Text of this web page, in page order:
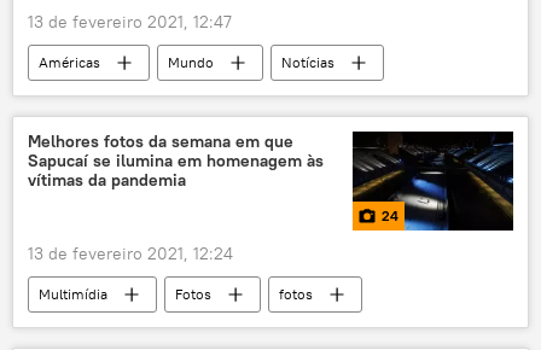
13 de fevereiro 2021, 12:47
Américas Mundo
Notícias
Departamento de Defesa dos EUA
Segurança
EUA
Pentágono
Melhores fotos da semana em que
Sapucaí se ilumina em homenagem às
vítimas da pandemia
24
13 de fevereiro 2021, 12:24
Multimídia Fotos
fotos
melhores
Carnaval